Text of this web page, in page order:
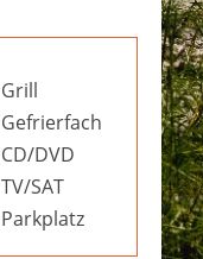
Grill
Gefrierfach
CD/DVD
TV/SAT
Parkplatz